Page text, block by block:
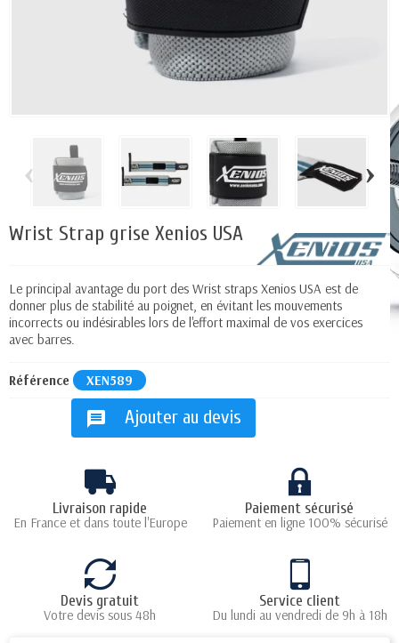
‹ ›
Wrist Strap grise Xenios USA
Le principal avantage du port des Wrist straps Xenios USA est de
donner plus de stabilité au poignet, en évitant les mouvements
incorrects ou indésirables lors de l'effort maximal de vos exercices
avec barres.
Référence XEN589
message Ajouter au devis
Livraison rapide
En France et dans toute l'Europe
Paiement sécurisé
Paiement en ligne 100% sécurisé
Devis gratuit
Votre devis sous 48h
Service client
Du lundi au vendredi de 9h à 18h